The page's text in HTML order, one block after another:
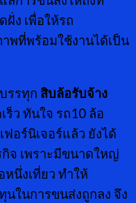
ง เพื่อให้รถ
พที่พร้อมใช้งานได้เป็น
รรทุก สิบล้อรับจ้าง
ร็ว ทันใจ รถ10 ล้อ
อร์นิเจอร์แล้ว ยังได้
จ เพราะมีขนาดใหญ่
นึ่งเที่ยว ทำให้
ในการขนส่งถูกลง จึง